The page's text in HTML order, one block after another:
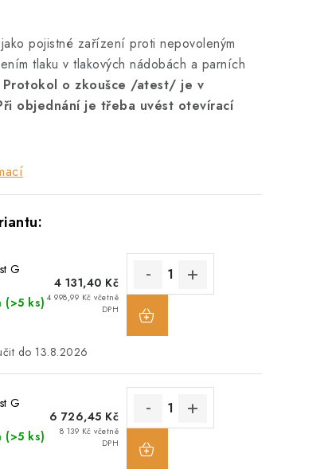
pojistné zařízení proti nepovoleným
tlaku v tlakových nádobách a parních
Protokol o zkoušce /atest/ je v
objednání je třeba uvést otevírací
G
(>5 ks)
4 131,40 Kč
4 998,99 Kč včetně
DPH
13.8.2026
G
(>5 ks)
6 726,45 Kč
8 139 Kč včetně
DPH